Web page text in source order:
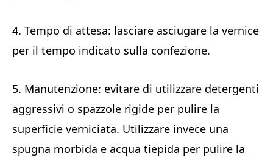
4. Tempo di attesa: lasciare asciugare la vernice
per il tempo indicato sulla confezione.
5. Manutenzione: evitare di utilizzare detergenti
aggressivi o spazzole rigide per pulire la
superficie verniciata. Utilizzare invece una
spugna morbida e acqua tiepida per pulire la